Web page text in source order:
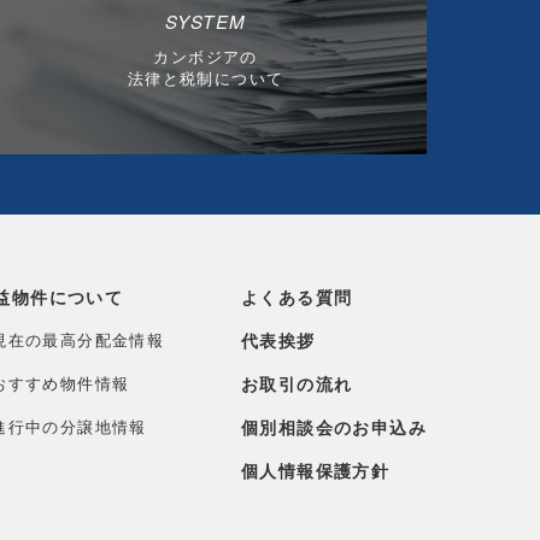
SYSTEM
カンボジアの
法律と税制について
物件について
在の最高分配金情報
すすめ物件情報
行中の分譲地情報
よくある質問
代表挨拶
お取引の流れ
個別相談会のお申込み
個人情報保護方針